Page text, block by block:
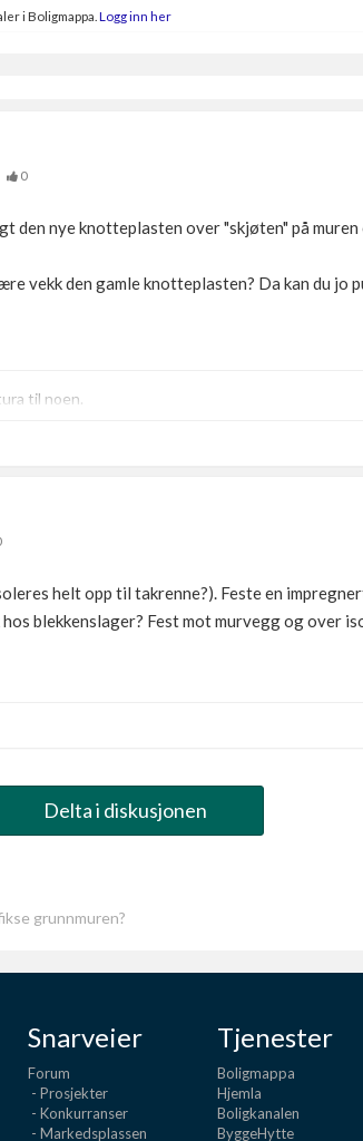
i Boligmappa. Logg inn her
0
den nye knotteplasten over "skjøten" på
vekk den gamle knotteplasten? Da kan du jo
til noen.
helt opp til takrenne?). Feste en
blekkenslager? Fest mot murvegg og over
Delta i diskusjonen
grunnmuren?
Snarveier
Forum
- Prosjekter
- Konkurranser
- Markedsplassen
Tjenester
Boligmappa
Hjemla
Boligkanalen
ByggeHytte